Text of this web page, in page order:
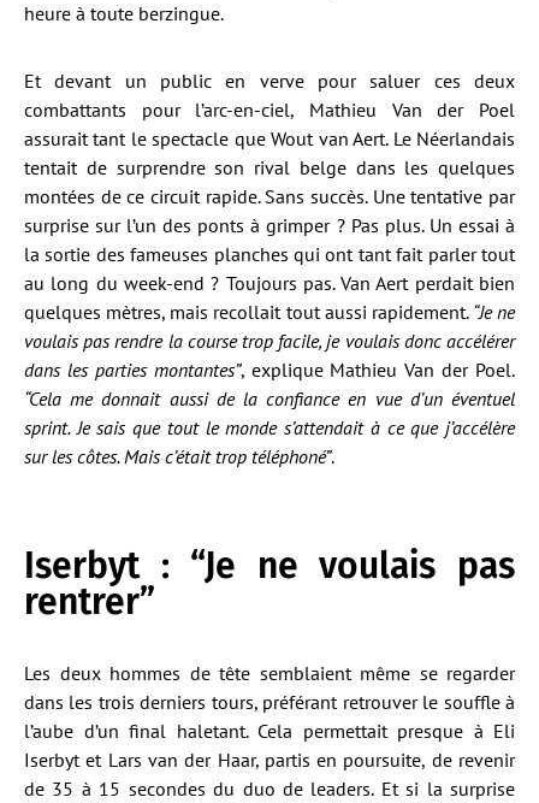
heure à toute berzingue.
Et devant un public en verve pour saluer ces deux
combattants pour l’arc-en-ciel, Mathieu Van der Poel
assurait tant le spectacle que Wout van Aert. Le Néerlandais
tentait de surprendre son rival belge dans les quelques
montées de ce circuit rapide. Sans succès. Une tentative par
surprise sur l’un des ponts à grimper ? Pas plus. Un essai à
la sortie des fameuses planches qui ont tant fait parler tout
au long du week-end ? Toujours pas. Van Aert perdait bien
quelques mètres, mais recollait tout aussi rapidement. “Je ne
voulais pas rendre la course trop facile, je voulais donc accélérer
dans les parties montantes”, explique Mathieu Van der Poel.
“Cela me donnait aussi de la confiance en vue d’un éventuel
sprint. Je sais que tout le monde s’attendait à ce que j’accélère
sur les côtes. Mais c’était trop téléphoné”.
Iserbyt : “Je ne voulais pas
rentrer”
Les deux hommes de tête semblaient même se regarder
dans les trois derniers tours, préférant retrouver le souffle à
l’aube d’un final haletant. Cela permettait presque à Eli
Iserbyt et Lars van der Haar, partis en poursuite, de revenir
de 35 à 15 secondes du duo de leaders. Et si la surprise